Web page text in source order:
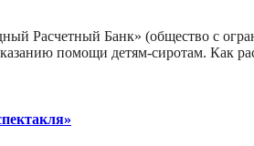
Расчетный Банк» (общество с
помощи детям-сиротам. Как